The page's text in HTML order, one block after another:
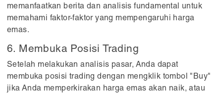
memanfaatkan berita dan analisis fundamental untuk
memahami faktor-faktor yang mempengaruhi harga
emas.
6. Membuka Posisi Trading
Setelah melakukan analisis pasar, Anda dapat
membuka posisi trading dengan mengklik tombol "Buy"
jika Anda memperkirakan harga emas akan naik, atau